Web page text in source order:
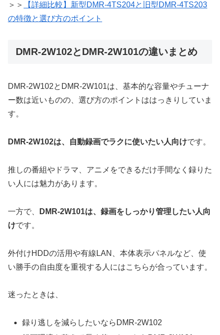
＞＞
【詳細比較】新型DMR-4TS204と旧型DMR-4TS203
の特徴と選び方のポイント
DMR-2W102とDMR-2W101の違いまとめ
DMR-2W102とDMR-2W101は、基本的な容量やチューナ
ー数は近いものの、選び方のポイントははっきりしていま
す。
DMR-2W102は、自動録画でラクに使いたい人向けです。
推しの番組やドラマ、アニメをできるだけ手間なく録りた
い人には魅力があります。
一方で、
DMR-2W101は、録画をしっかり管理したい人向
けです。
外付けHDDの活用や有線LAN、本体表示パネルなど、使
い勝手の自由度を重視する人にはこちらが合っています。
迷ったときは、
録り逃しを減らしたいならDMR-2W102